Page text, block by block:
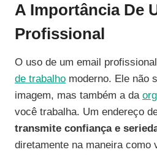
A Importância De
Profissional
O uso de um email
de trabalho moderno. Ele não
imagem, mas também a da
você trabalha. Um endereço
transmite confiança e
diretamente na maneira como